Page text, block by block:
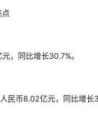
，同比增长30.7%。
民币8.02亿元，同比增长